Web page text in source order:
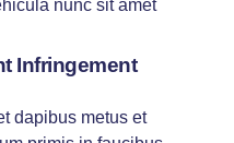
nunc sit amet
Infringement
dapibus metus et